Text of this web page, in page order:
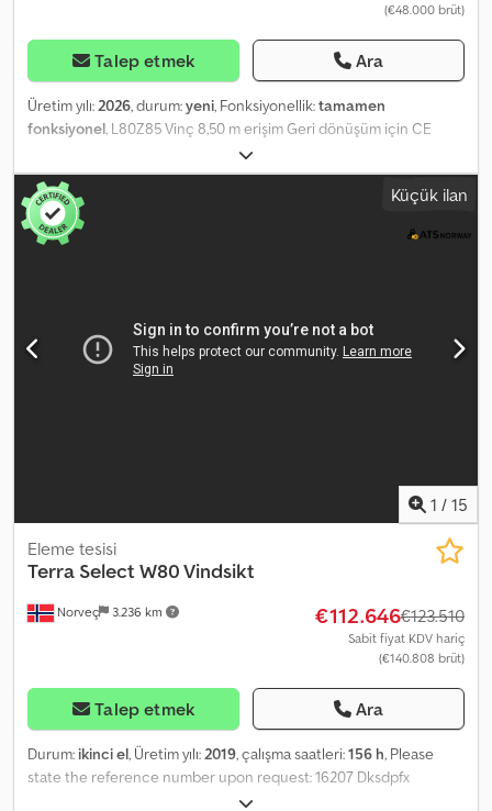
(€48.000 brüt)
Talep etmek Ara
Üretim yılı:2026, durum:yeni, Fonksiyonellik:tamamen
fonksiyonel, L80Z85 Vinç 8,50 m erişim Geri dönüşüm için CE
paketi: Dengeleme vanaları, elektronik stabilite kontrol sistemi Çift
teleskopik kol Siyah RAL 9005 rengi 3,4 m uzatma kirişi İki çapraz
kollu ve iki pedallı orta koltuk Koltuktan stabilizatörleri kontrol
etmek için 3 kontrol kolu Koltuk üzerinde monte edilmiş 4 + 5
yönlü dağıtıcılar Altta dağıtıcı yok Isıtmalı koltuk Koltuk üzerinde
Küçük ilan
1 / 15
Norveç 3.236 km
Eleme tesisi
Terra Select W80 Vindsikt
€112.646€123.510
Sabit fiyat KDV hariç
(€140.808 brüt)
Talep etmek Ara
Durum: ikinci el, Üretim yılı:2019, çalışma saatleri:156 h, Please
state the reference number upon request: 16207 Dksdpfx
Aajutdwwsyer Specifications: - Model year: 2019 - Approved in